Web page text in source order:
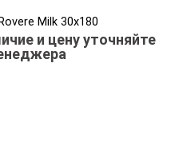
Milk 30x180
и цену уточняйте